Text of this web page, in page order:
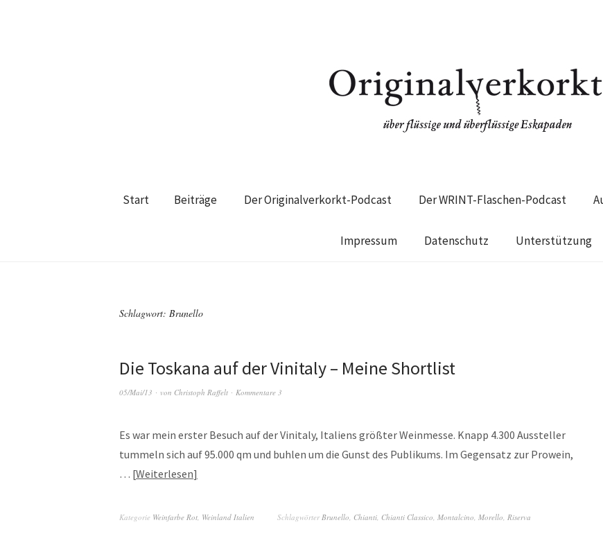
Start Beiträge Der Originalverkorkt-Podcast Der WRINT-Flaschen-Podcast
Impressum Datenschutz Unterstützung
Schlagwort: Brunello
Die Toskana auf der Vinitaly – Meine Shortlist
05/Mai/13 von Christoph Raffelt Kommentare 3
Es war mein erster Besuch auf der Vinitaly, Italiens größter Weinmesse. Knapp 4.300 Aussteller
tummeln sich auf 95.000 qm und buhlen um die Gunst des Publikums. Im Gegensatz zur Prowein,
… Weiterlesen
Kategorie Weinfarbe Rot, Weinland Italien SchlagwörterBrunello, Chianti, Chianti Classico, Montalcino, Morello, Riserva